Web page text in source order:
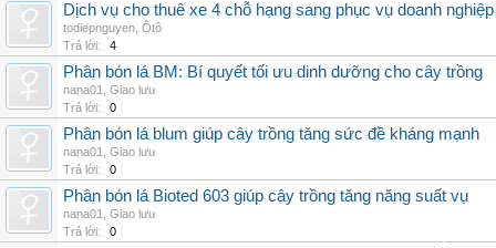
Dịch vụ cho thuê xe 4 chỗ hạng sang phục vụ doanh
todiepnguyen Ôtô
Trả lời:
4
Phân bón lá BM: Bí quyết tối ưu dinh dưỡng cho cây trồng
nana01
Giao lưu
Trả lời:
0
Phân bón lá blum giúp cây trồng tăng sức đề kháng mạnh
nana01
Giao lưu
Trả lời:
0
Phân bón lá Bioted 603 giúp cây trồng tăng năng suất vụ
nana01
Giao lưu
Trả lời:
0